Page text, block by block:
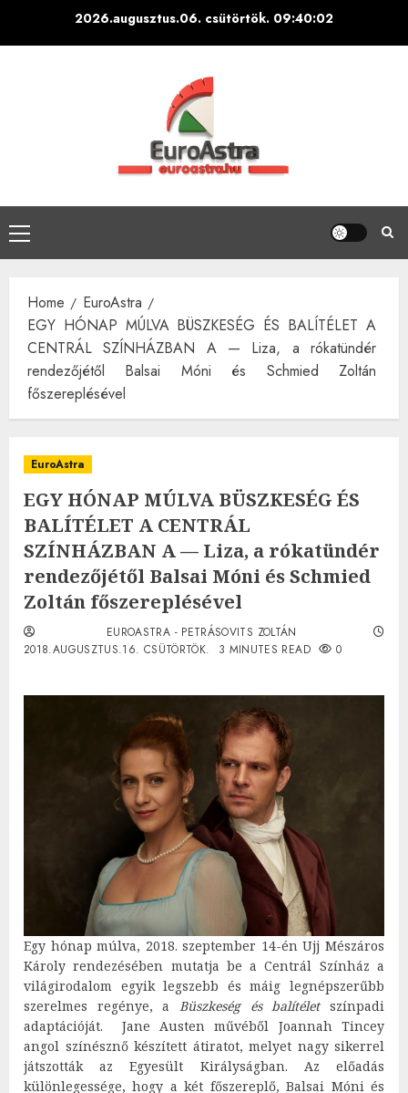
2026.augusztus.06. csütörtök. 09:40:03
Primary
Menu
Home
EuroAstra
EGY HÓNAP MÚLVA BÜSZKESÉG ÉS BALÍTÉLET A
CENTRÁL SZÍNHÁZBAN A — Liza, a rókatündér
rendezőjétől Balsai Móni és Schmied Zoltán
főszereplésével
EuroAstra
EGY HÓNAP MÚLVA BÜSZKESÉG ÉS
BALÍTÉLET A CENTRÁL
SZÍNHÁZBAN A — Liza, a rókatündér
rendezőjétől Balsai Móni és Schmied
Zoltán főszereplésével
EUROASTRA - PETRÁSOVITS ZOLTÁN
2018.AUGUSZTUS.16. CSÜTÖRTÖK.
3 MINUTES READ 0
Egy hónap múlva, 2018. szeptember 14-én Ujj Mészáros
Károly rendezésében mutatja be a Centrál Színház a
világirodalom egyik legszebb és máig legnépszerűbb
szerelmes regénye, a
Büszkeség és balítélet színpadi
adaptációját. Jane Austen művéből Joannah Tincey
angol színésznő készített átiratot, melyet nagy sikerrel
játszották az Egyesült Királyságban. Az előadás
különlegessége, hogy a két főszereplő, Balsai Móni és